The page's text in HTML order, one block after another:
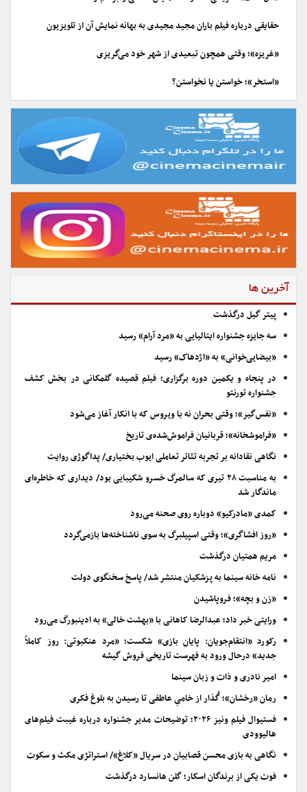
حقایقی درباره فیلم باران مجید مجیدی به بهانه نمایش آن از تلویزیون
«غریزه»؛ وقتی همچون تبعیدی از شهر خود می‌گریزی
«استخر»؛ خواستن یا نخواستن؟
آخرین ها
پیتر گیل درگذشت
سه جایزه جشنواره ایتالیایی به «مرد آرام» رسید
«بیضایی‌خوانی» به «اژدهاک» رسید
در پنجاه و یکمین دوره برگزاری؛ فیلم قصیده گلمکانی در بخش کشف
جشنواره تورنتو
«نفس‌گیر»؛ وقتی بحران نه با ویروس که با انکار آغاز می‌شود
«فراموشخانه»؛ قربانیان فراموش‌شده‌ی تاریخ
نگاهی نقادانه بر تجربه تئاتر تعاملی ایوب بختیاری/ پداگوژی روایت
به مناسبت ۲۸ تیری که سالمرگ خسرو شکیبایی بود/ دیداری که خاطره‌ای
ماندگار شد
کمدی «مادرکیو» دوباره روی صحنه می‌رود
«روز افشاگری»؛ وقتی اسپیلبرگ به سوی ناشناخته‌ها بازمی‌گردد
مریم همتیان درگذشت
نامه خانه سینما به پزشکیان منتشر شد/ پاسخ سخنگوی دولت
«زن و بچه»؛ فروپاشیدن
ورایتی خبر داد؛ عبدالرضا کاهانی با «بهشت خالی» به ادینبورگ می‌رود
رکورد «انتقام‌جویان: پایان بازی» شکست؛ «مرد عنکبوتی: روز کاملاً
جدید» درحال ورود به فهرست تاریخی فروش گیشه
امیر نادری و ذات و زبان سینما
رمان «رخشان»؛ گُذار از خامیِ عاطفی تا رسیدن به بلوغ فکری
فستیوال فیلم ونیز ۲۰۲۶؛ توضیحات مدیر جشنواره درباره غیبت فیلم‌های
هالیوودی
نگاهی به بازی محسن قصابیان در سریال «کلاغ»/ استراتژی مکث و سکوت
فوت یکی از برندگان اسکار؛ گلن هانسارد درگذشت